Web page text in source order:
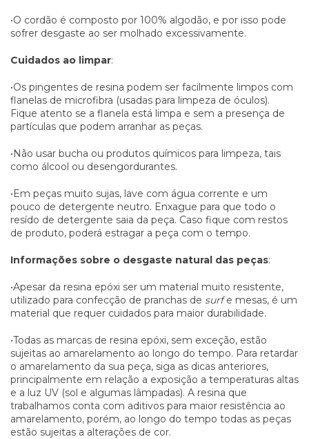
•O cordão é composto por 100% algodão, e por isso pode
sofrer desgaste ao ser molhado excessivamente.
Cuidados ao limpar:
•Os pingentes de resina podem ser facilmente limpos com
flanelas de microfibra (usadas para limpeza de óculos).
Fique atento se a flanela está limpa e sem a presença de
partículas que podem arranhar as peças.
•Não usar bucha ou produtos químicos para limpeza, tais
como álcool ou desengordurantes.
•Em peças muito sujas, lave com água corrente e um
pouco de detergente neutro. Enxague para que todo o
resído de detergente saia da peça. Caso fique com restos
de produto, poderá estragar a peça com o tempo.
Informações sobre o desgaste natural das peças:
•Apesar da resina epóxi ser um material muito resistente,
utilizado para confecção de pranchas de surfe mesas, é um
material que requer cuidados para maior durabilidade.
•Todas as marcas de resina epóxi, sem exceção, estão
sujeitas ao amarelamento ao longo do tempo. Para retardar
o amarelamento da sua peça, siga as dicas anteriores,
principalmente em relação a exposição a temperaturas altas
e a luz UV (sol e algumas lâmpadas). A resina que
trabalhamos conta com aditivos para maior resistência ao
amarelamento, porém, ao longo do tempo todas as peças
estão sujeitas a alterações de cor.